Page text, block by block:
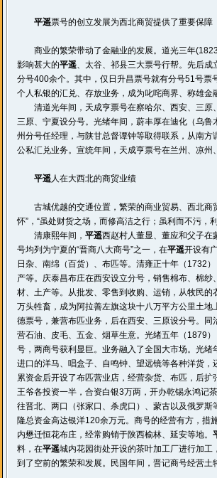
平遥票号的创立发展为西北商贸提供了重要保障
商业的繁荣带动了金融业的发展。道光三年
影响甚大的平遥、太谷、祁县三大票号行帮。先后成
分号400余个。其中，仅日升昌票号就有分号51号
个人私银的汇兑、存放业务，成为叱咤商界、称雄金
清道光年间，天成亨票号在察哈尔、西安、三原
三原、宁夏设分号。光绪年间，蔚丰厚在迪化（乌
州分号任经理，与陕甘总督谭钟等取得联系，从南
公私汇兑业务。宣统年间，天成亨票号在兰州、凉州
平遥人在大西北的商贸业绩
古城优越的交通位置，繁荣的商业贸易、西北商
怀”，“虽处财货之场，而修高洁之行；虽利而不污，
清康熙年间， 平遥西赵村人董显、董应和父子在
号均列为宁夏的“晋商八大商号”之一，在平遥开设有
日杂、南绵（百货）、布匹等。清雍正十年（1732）
产等。庆泰昌布庄在西安设立分号，销售棉布、棉
材、土产等。从批发、零售到收购、运销，从牧民
万头牲畜，成为阿拉善左旗这块十八万平方公里土
德票号，兼营布匹业务，后在西安、三原设分号。同
营石油、皮毛、五金、烟草生意。光绪五年（1879
号，两商号获利显巨。业务融入了全国大市场。光
进口的洋马、唱盒子、自鸣钟、望远镜等各种洋货
累资金后开设了布匹营业店，经营杂货、布匹，后
王爷各投资一半，合资白银3万两，开办乾锡永鸿记
往晋北、两口（张家口、杀虎口）、蒙古以及俄罗
隆总资金高达银洋120余万元。商号的经营有方，
内懋迁恒花布庄，经常购销于陕西榆林、延安等地。
料，在平遥城内花园街处开设的茶叶加工厂进行加工
到了空前的繁荣和发展。民国年间，晋记商号经营